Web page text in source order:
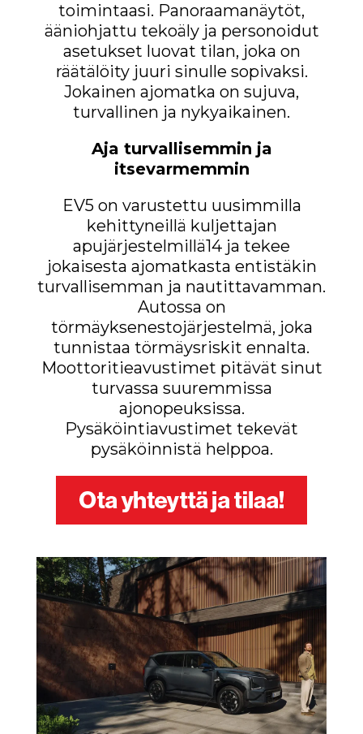
toimintaasi. Panoraamanäytöt,
ääniohjattu tekoäly ja personoidut
asetukset luovat tilan, joka on
räätälöity juuri sinulle sopivaksi.
Jokainen ajomatka on sujuva,
turvallinen ja nykyaikainen.
Aja turvallisemmin ja
itsevarmemmin
EV5 on varustettu uusimmilla
kehittyneillä kuljettajan
apujärjestelmillä14 ja tekee
jokaisesta ajomatkasta entistäkin
turvallisemman ja nautittavamman.
Autossa on
törmäyksenestojärjestelmä, joka
tunnistaa törmäysriskit ennalta.
Moottoritieavustimet pitävät sinut
turvassa suuremmissa
ajonopeuksissa.
Pysäköintiavustimet tekevät
pysäköinnistä helppoa.